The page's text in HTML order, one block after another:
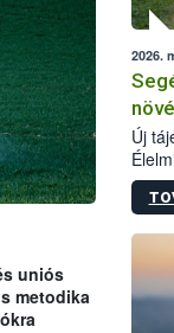
uniós
metodika
2026.
Új